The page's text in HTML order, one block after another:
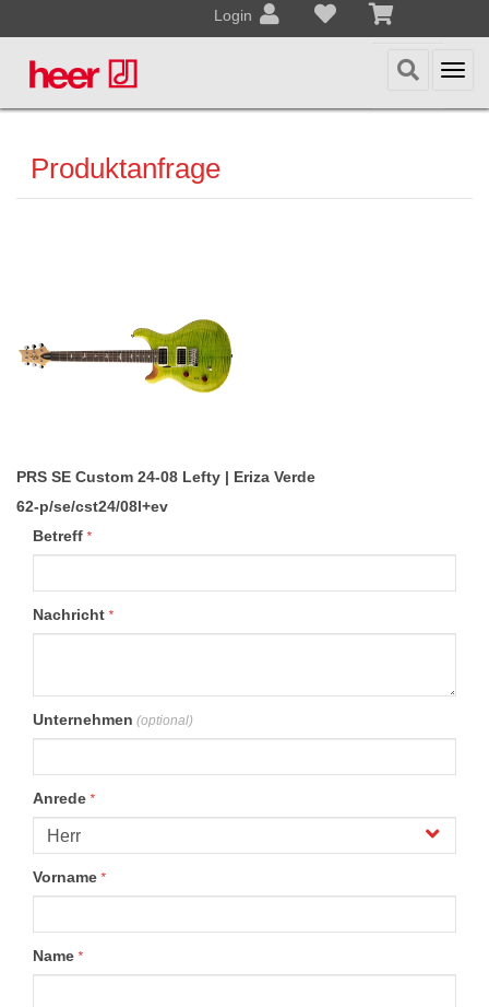
Login
Produktanfrage
PRS SE Custom 24-08 Lefty | Eriza Verde
62-p/se/cst24/08l+ev
Betreff *
Nachricht *
Unternehmen (optional)
Anrede *
Vorname *
Name *